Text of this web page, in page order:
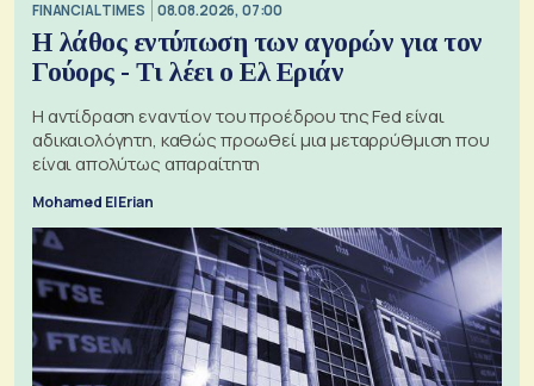
FINANCIAL TIMES 08.08.2026, 07:00
Η λάθος εντύπωση των αγορών για τον
Γούορς - Τι λέει ο Ελ Εριάν
Η αντίδραση εναντίον του προέδρου της Fed είναι
αδικαιολόγητη, καθώς προωθεί μια μεταρρύθμιση που
είναι απολύτως απαραίτητη
Mohamed El Erian